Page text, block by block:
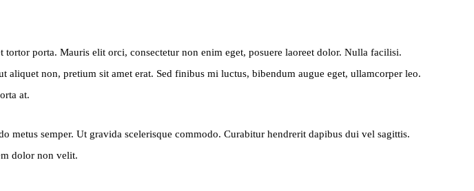
porta. Mauris elit orci, consectetur non enim eget, posuere laoreet dolor. Nulla facilisi.
non, pretium sit amet erat. Sed finibus mi luctus, bibendum augue eget, ullamcorper leo.
at.
semper. Ut gravida scelerisque commodo. Curabitur hendrerit dapibus dui vel sagittis.
dolor non velit.